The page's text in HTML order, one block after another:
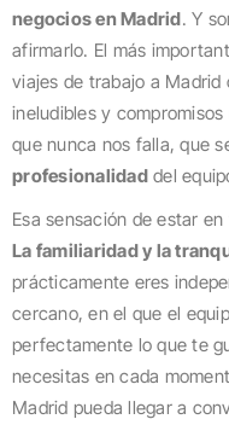
negocios en Madrid. Y
afirmarlo. El más
viajes de trabajo a
ineludibles y
que nunca nos falla, que
profesionalidaddel
Esa sensación de estar
La familiaridad y la
prácticamente eres
cercano, en el que el
perfectamente lo que te
necesitas en cada
Madrid pueda llegar a